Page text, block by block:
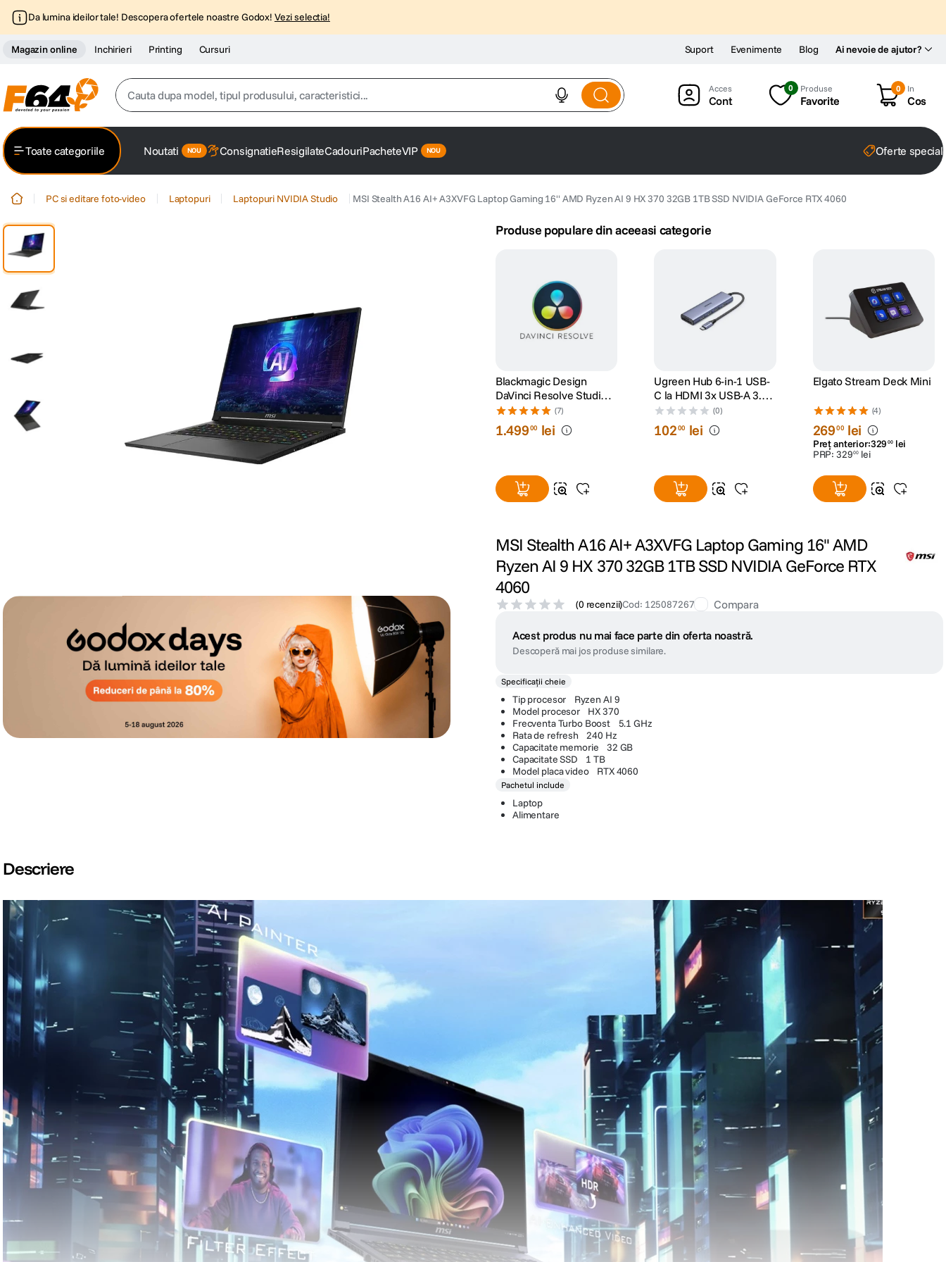
Da lumina ideilor tale! Descopera ofertele noastre Godox! Vezi selectia!
Magazin online Inchirieri Printing Cursuri Ai nevoie de ajutor?
Suport Evenimente Blog
Cauta dupa model, tipul produsului, caracteristici...
trepied
card memorie
dji mic mini
9. dji osmo
Cont
0 Produse
Favorite
0 In
Cos
Toate categoriile Noutati ConsignatieResigilateCadouriPacheteVIP Oferte
PC si editare foto-video Laptopuri Laptopuri NVIDIA Studio MSI Stealth A16 AI+ A3XVFG Laptop Gaming 16'' AMD Ryzen AI 9 HX 370 32GB 1TB SSD NVIDIA GeForce RTX 4060
Produse populare din aceeasi categorie
Blackmagic Design
DaVinci Resolve Studio
(Card de Activare)
(7)
1.49900 lei
Ugreen Hub 6-in-1 USB-
C la HDMI 3x USB-A 3.0
SD/TF Gri
(0)
10200 lei
Elgato Stream Deck Mini
(4)
26900 lei
Preț anterior:329 00 lei
PRP: 32900 lei
MSI Stealth A16 AI+ A3XVFG Laptop Gaming 16'' AMD
Ryzen AI 9 HX 370 32GB 1TB SSD NVIDIA GeForce RTX
4060
(0 recenzii)Cod: 125087267 Compara
Acest produs nu mai face parte din oferta noastră.
Descoperă mai jos produse similare.
Specificații cheie
Tip procesor Ryzen AI 9
Model procesor HX 370
Frecventa Turbo Boost 5.1 GHz
Rata de refresh 240 Hz
Capacitate memorie 32 GB
Capacitate SSD 1 TB
Model placa video RTX 4060
Pachetul include
Laptop
Alimentare
Descriere